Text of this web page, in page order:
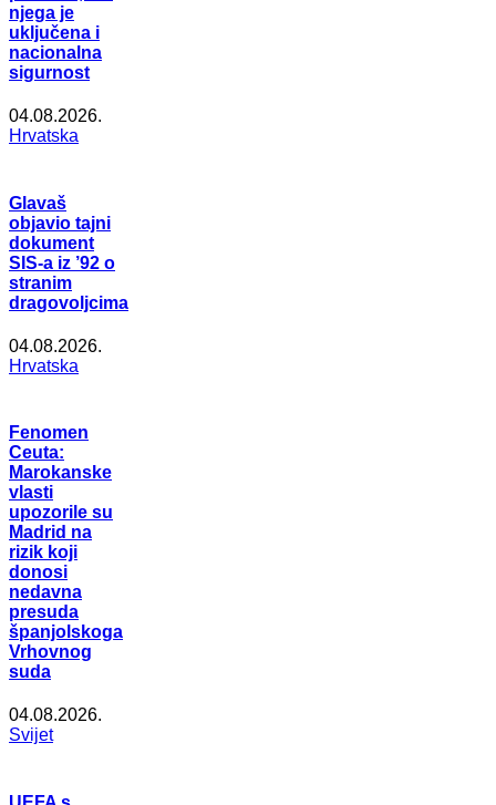
njega je
uključena i
nacionalna
sigurnost
04.08.2026.
Hrvatska
Glavaš
objavio tajni
dokument
SIS-a iz ’92 o
stranim
dragovoljcima
04.08.2026.
Hrvatska
Fenomen
Ceuta:
Marokanske
vlasti
upozorile su
Madrid na
rizik koji
donosi
nedavna
presuda
španjolskoga
Vrhovnog
suda
04.08.2026.
Svijet